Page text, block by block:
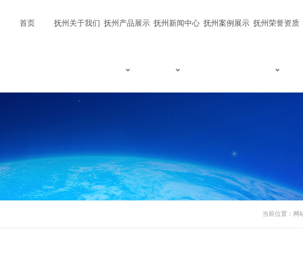
首页 抚州关于我们 抚州产品展示 抚州新闻中心 抚州案例展示 抚州荣誉资质
当前位置： 网